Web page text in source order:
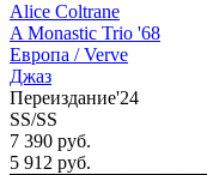
Alice Coltrane
A Monastic Trio '68
Европа /Verve
Джаз
Переиздание'24
SS/SS
7 390 руб.
5 912 руб.